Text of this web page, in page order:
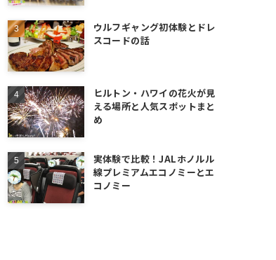
ウルフギャング初体験とドレ
スコードの話
ヒルトン・ハワイの花火が見
える場所と人気スポットまと
め
実体験で比較！JALホノルル
線プレミアムエコノミーとエ
コノミー